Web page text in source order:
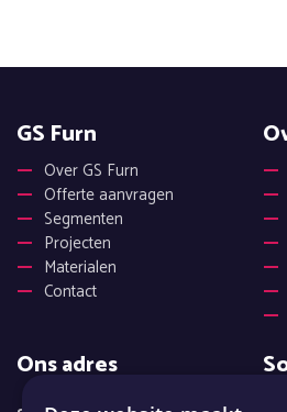
GS Furn
Over GS Furn
Offerte aanvragen
Segmenten
Projecten
Materialen
Contact
Ons adres